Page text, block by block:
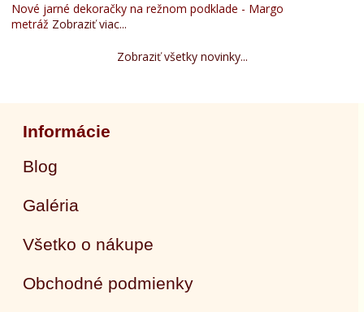
Nové jarné dekoračky na režnom podklade - Margo
metráž Zobraziť viac...
Zobraziť všetky novinky...
Informácie
Blog
Galéria
Všetko o nákupe
Obchodné podmienky